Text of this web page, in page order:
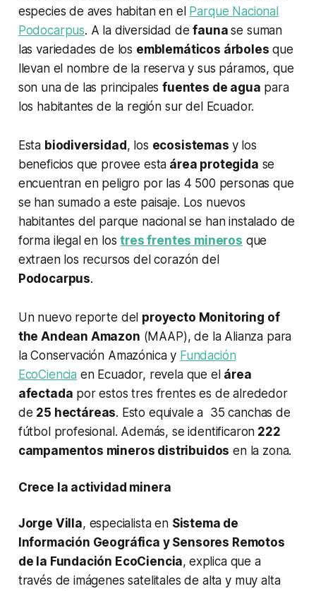
especies de aves habitan en el Parque Nacional
Podocarpus. A la diversidad defaunase suman
las variedades de los emblemáticos árboles que
llevan el nombre de la reserva y sus páramos, que
son una de las principalesfuentes de agua para
los habitantes de la región sur del Ecuador.
Esta biodiversidad, los ecosistemas y los
beneficios que provee esta área protegida se
encuentran en peligro por las 4 500 personas que
se han sumado a este paisaje. Los nuevos
habitantes del parque nacional se han instalado de
forma ilegal en lostres frentes mineros que
extraen los recursos del corazón del
Podocarpus.
Un nuevo reporte del proyecto Monitoring of
the Andean Amazon (MAAP), de la Alianza para
la Conservación Amazónica y Fundación
EcoCiencia en Ecuador, revela que el área
afectada por estos tres frentes es de alrededor
de 25 hectáreas. Esto equivale a 35 canchas de
fútbol profesional. Además, se identificaron 222
campamentos mineros distribuidos en la zona.
Crece la actividad minera
Jorge Villa, especialista en Sistema de
Información Geográfica y Sensores Remotos
de la Fundación EcoCiencia, explica que a
través de imágenes satelitales de alta y muy alta